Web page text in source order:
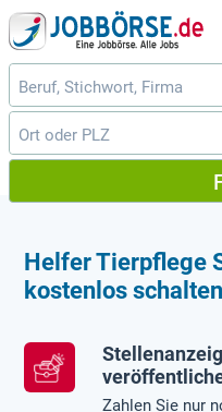
Helfer Tierpflege
kostenlos schalten
Zahlen Sie nur